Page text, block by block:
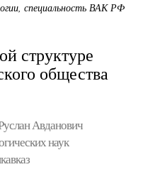
специальность ВАК РФ
структуре
общества
Авданович
наук